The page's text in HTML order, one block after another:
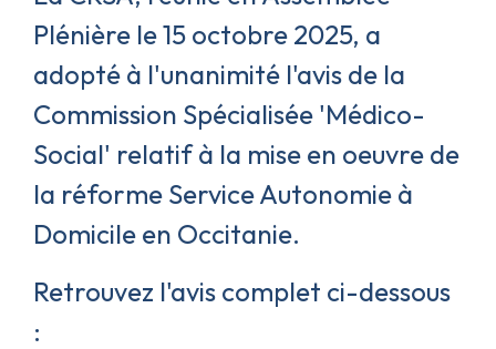
Plénière le 15 octobre 2025, a
adopté à l'unanimité l'avis de la
Commission Spécialisée 'Médico-
Social' relatif à la mise en oeuvre de
la réforme Service Autonomie à
Domicile en Occitanie.
Retrouvez l'avis complet ci-dessous
: